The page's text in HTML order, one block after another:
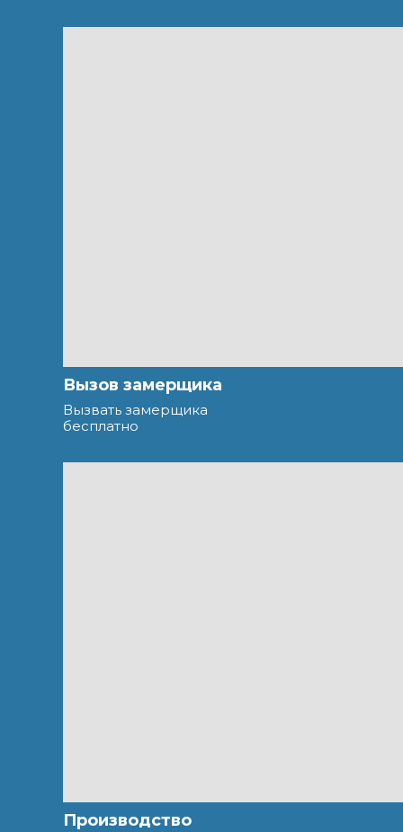
Вызов замерщика
Вызвать замерщика
бесплатно
Производство